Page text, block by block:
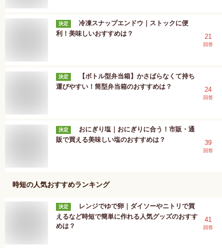
決定
冷凍スナップエンドウ｜ストックに便
利！美味しいおすすめは？
21
回答
決定
【ボトル型弁当箱】かさばらなくて持ち
運びやすい！筒型弁当箱のおすすめは？
24
回答
決定
おにぎり塩｜おにぎりに合う！市販・通
販で買える美味しい塩のおすすめは？
39
回答
時短の人気おすすめランキング
決定
レンジでゆで卵｜ダイソーやニトリで買
えるなど時短で簡単に作れる人気グッズのおすす
めは？
41
回答